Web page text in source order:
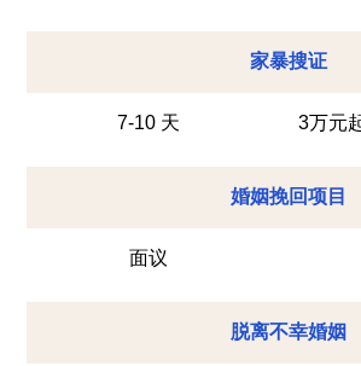
家暴搜证
7-10 天 3万元
婚姻挽回项目
面议
脱离不幸婚姻